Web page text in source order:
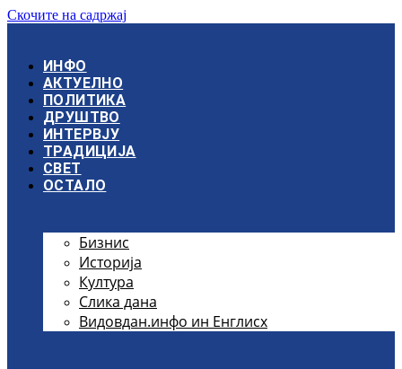
Скочите на садржај
ИНФО
АКТУЕЛНО
ПОЛИТИКА
ДРУШТВО
ИНТЕРВЈУ
ТРАДИЦИЈА
СВЕТ
ОСТАЛО
Бизнис
Историја
Култура
Слика дана
Видовдан.инфо ин Енглисх